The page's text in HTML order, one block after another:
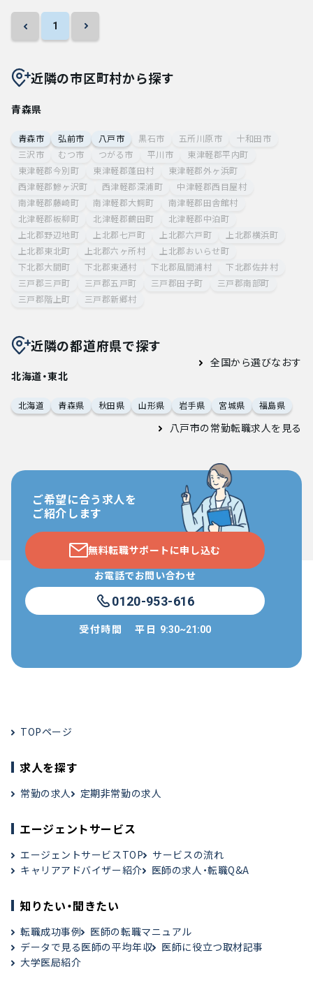
1
近隣の市区町村から探す
青森県
青森市 弘前市 八戸市 黒石市 五所川原市
十和田市
三沢市
むつ市 つがる市 平川市
東津軽郡平内町
東津軽郡今別町
東津軽郡蓬田村
東津軽郡外ヶ浜町
西津軽郡鰺ヶ沢町
西津軽郡深浦町
中津軽郡西目屋村
南津軽郡藤崎町
南津軽郡大鰐町
南津軽郡田舎館村
北津軽郡板柳町
北津軽郡鶴田町
北津軽郡中泊町
上北郡野辺地町
上北郡七戸町 上北郡六戸町
上北郡横浜町
上北郡東北町
上北郡六ヶ所村
上北郡おいらせ町
下北郡大間町
下北郡東通村 下北郡風間浦村
下北郡佐井村
三戸郡三戸町
三戸郡五戸町 三戸郡田子町
三戸郡南部町
三戸郡階上町
三戸郡新郷村
近隣の都道府県で探す
全国から選びなおす
北海道・東北
北海道 青森県 秋田県 山形県 岩手県 宮城県 福島県
八戸市の常勤転職求人を見る
ご希望に合う求人を
ご紹介します
無料転職サポートに申し込む
お電話でお問い合わせ
0120-953-616
受付時間 平日 9:30~21:00
TOPページ
求人を探す
常勤の求人 定期非常勤の求人
エージェントサービス
エージェントサービスTOP
サービスの流れ
キャリアアドバイザー紹介
医師の求人・転職Q&A
知りたい・聞きたい
転職成功事例
医師の転職マニュアル
データで見る医師の平均年収
医師に役立つ取材記事
大学医局紹介